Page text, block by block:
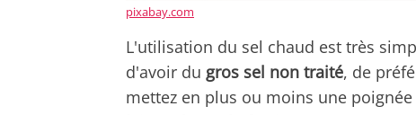
pixabay.com
L'utilisation du sel chaud est très
d'avoir du gros sel non traité, de
mettez en plus ou moins une